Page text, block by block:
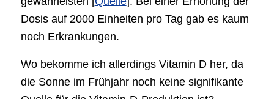
Dosis auf 2000 Einheiten pro Tag gab es kaum
noch Erkrankungen.
Wo bekomme ich allerdings Vitamin D her, da
die Sonne im Frühjahr noch keine signifikante